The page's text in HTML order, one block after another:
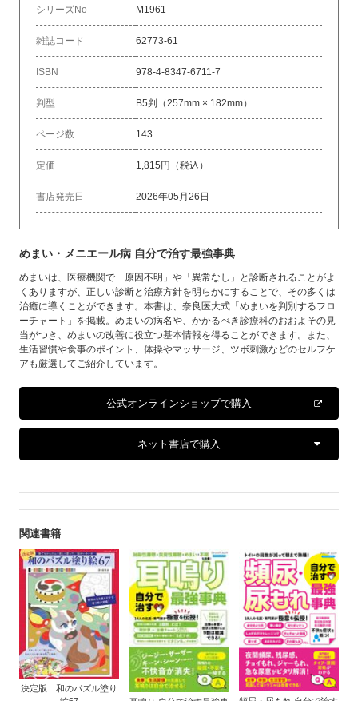
シリーズNo M1961
雑誌コード 62773-61
ISBN 978-4-8347-6711-7
判型 B5判（257mm × 182mm）
ページ数 143
定価 1,815円（税込）
書店発売日 2026年05月26日
めまい・メニエール病 自分で治す最強事典
めまいは、医療機関で「原因不明」や「異常なし」と診断されることがよ
くありますが、正しい診断と治療方針を明らかにすることで、その多くは
治癒に導くことができます。本書は、奈良医大式「めまいを判別するフロ
ーチャート」を掲載。めまいの病名や、かかるべき診療科のおおよその見
当がつき、めまいの改善に役立つ基本情報を得ることができます。また、
生活習慣や食事のポイント、体操やマッサージ、ツボ刺激などのセルフケ
アも厳選してご紹介しています。
公式オンラインショップで購入
ネット書店で購入
関連書籍
決定版 和のパズル塗り